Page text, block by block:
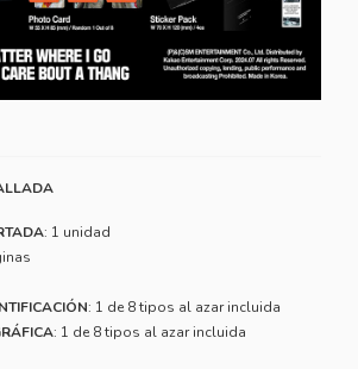
: 1 unidad
: 1 de 8 tipos al azar incluida
: 1 de 8 tipos al azar incluida